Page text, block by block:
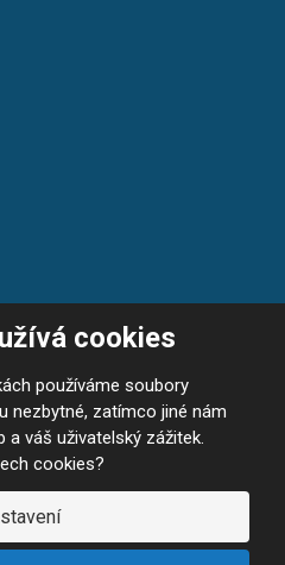
cookies
používáme soubory
nezbytné, zatímco jiné nám
váš uživatelský zážitek.
cookies?
||GDPR